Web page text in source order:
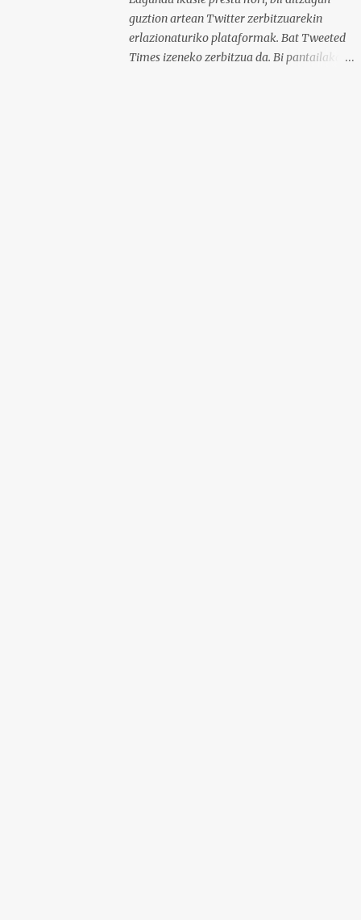
guztion artean Twitter zerbitzuarekin
erlazionaturiko plataformak. Bat Tweeted
Times izeneko zerbitzua da. Bi pantailakada